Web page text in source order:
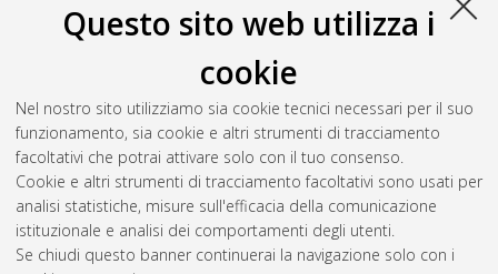
Questo sito web utilizza i
cookie
Nel nostro sito utilizziamo sia cookie tecnici necessari per il suo
funzionamento, sia cookie e altri strumenti di tracciamento
facoltativi che potrai attivare solo con il tuo consenso.
Cookie e altri strumenti di tracciamento facoltativi sono usati per
analisi statistiche, misure sull'efficacia della comunicazione
istituzionale e analisi dei comportamenti degli utenti.
Se chiudi questo banner continuerai la navigazione solo con i
Gestione del documento: